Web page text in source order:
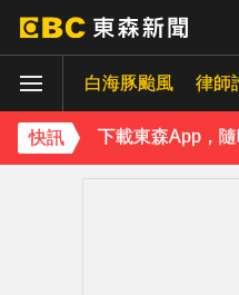
白海豚颱風 律師
快訊
下載東森App，
下載東森App，隨